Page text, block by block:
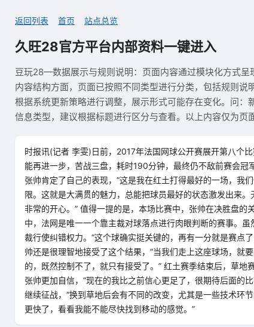
返回列表 首页 站点总览
久旺28官方平台内部资料一键进入
豆玩28—数据展示与规则说明：页面内容通过模块化方式
内容结构方面，页面已按照不同类型进行分类，包括规则
根据系统更新策略进行调整，展示形式可能存在变化。问
信息类型，建议根据标题进行区分与查看。以上内容仅为页
时报讯(记者 李雯)日前，2017年法国网球公开赛展开第八个
能再进一步，苦战三盘，耗时190分钟，最终仍不敌前赛会
张帅肯定了自己的表现，“这是我在红土打得最好的一场，我
限。这就是大满贯的魅力，总能把球员最好的状态激发出来
非常的开心。” 值得一提的是，本场比赛中，张帅在决胜盘的
中，法网是唯一一个靠主裁对球落点进行肉眼判断的赛事。
裁行使纠错权力。“这个球确实挺关键的，再有一分就是赛点
帅还是很理智地接受了这个结果，“当我们走上这座球场，就
的，既然控制不了，就只有接受了。” 红土赛季结束后，草
张帅更加自信，“现在的我比之前信心更足了，很期待后面的
继续征战，“换到草地后会有不同的改变，尤其是一些技术环
更快了，看看我能不能尽快找到移动的感觉。”